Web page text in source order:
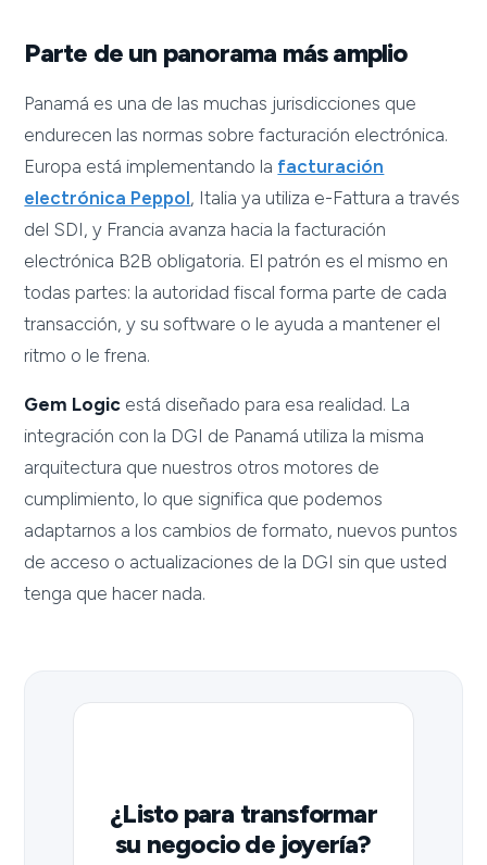
Parte de un panorama más amplio
Panamá es una de las muchas jurisdicciones que
endurecen las normas sobre facturación electrónica.
Europa está implementando la facturación
electrónica Peppol, Italia ya utiliza e-Fattura a través
del SDI, y Francia avanza hacia la facturación
electrónica B2B obligatoria. El patrón es el mismo en
todas partes: la autoridad fiscal forma parte de cada
transacción, y su software o le ayuda a mantener el
ritmo o le frena.
Gem Logic está diseñado para esa realidad. La
integración con la DGI de Panamá utiliza la misma
arquitectura que nuestros otros motores de
cumplimiento, lo que significa que podemos
adaptarnos a los cambios de formato, nuevos puntos
de acceso o actualizaciones de la DGI sin que usted
tenga que hacer nada.
¿Listo para transformar
su negocio de joyería?